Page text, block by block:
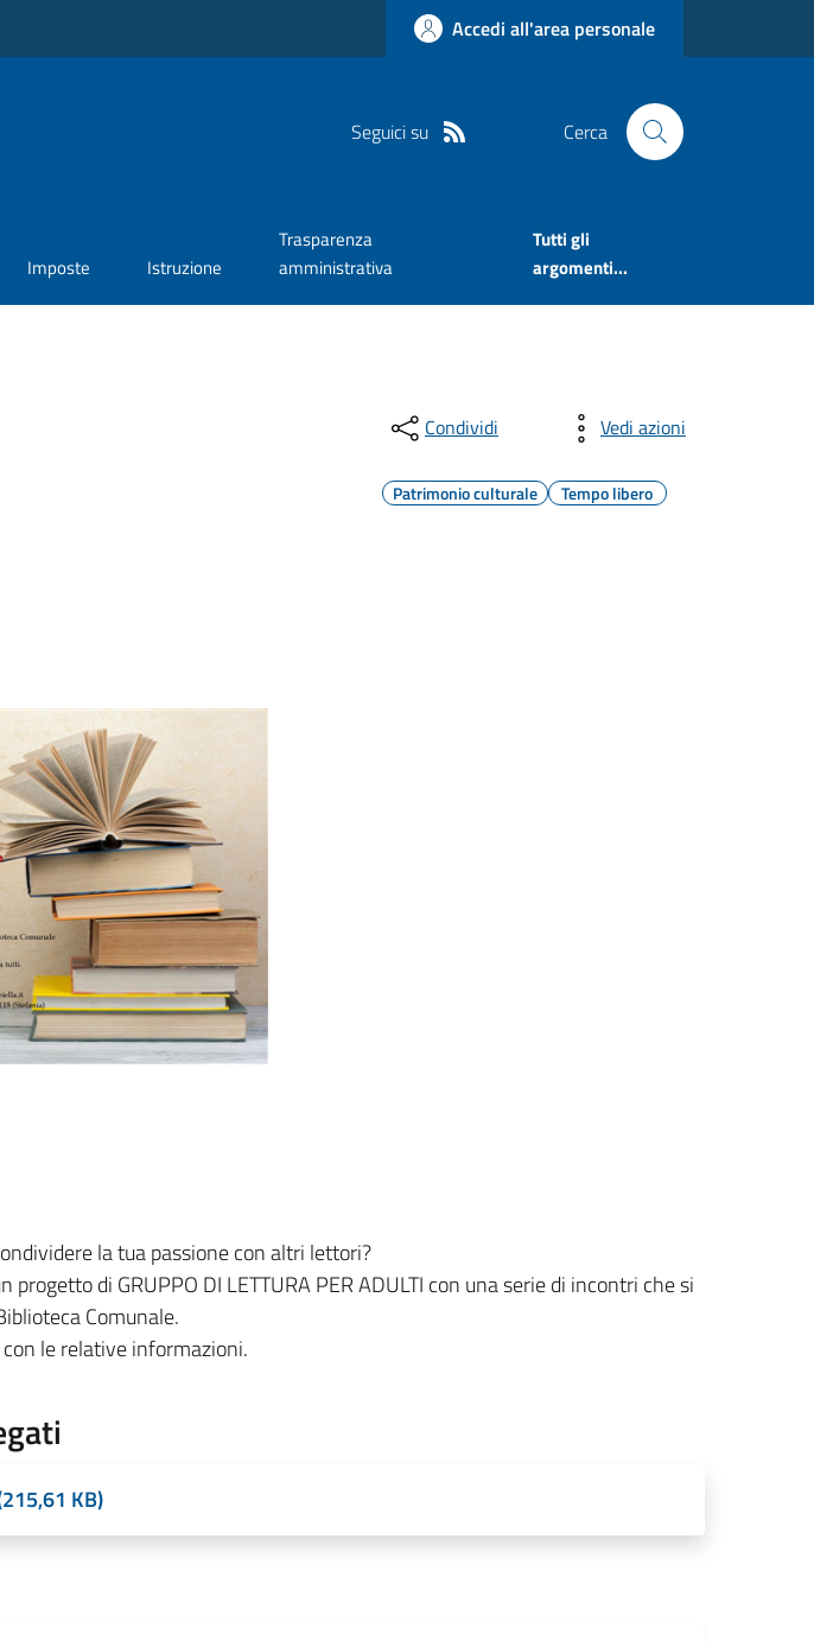
Accedi all'area personale
Seguici su Cerca
Imposte Istruzione
Trasparenza
amministrativa
Tutti gli
argomenti...
Condividi Vedi azioni
Patrimonio culturale Tempo libero
la tua passione con altri lettori?
progetto di GRUPPO DI LETTURA PER ADULTI con una serie di incontri che si
Comunale.
le relative informazioni.
KB)